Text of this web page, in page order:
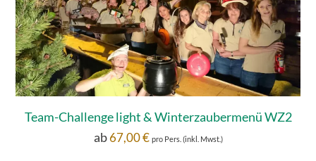
Team-Challenge light & Winterzaubermenü WZ2
ab67,00€ pro Pers. (inkl. Mwst.)